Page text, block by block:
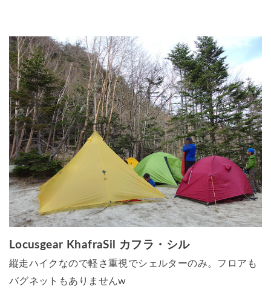
Locusgear KhafraSil カフラ・シル
縦走ハイクなので軽さ重視でシェルターのみ。フロアも
バグネットもありませんw